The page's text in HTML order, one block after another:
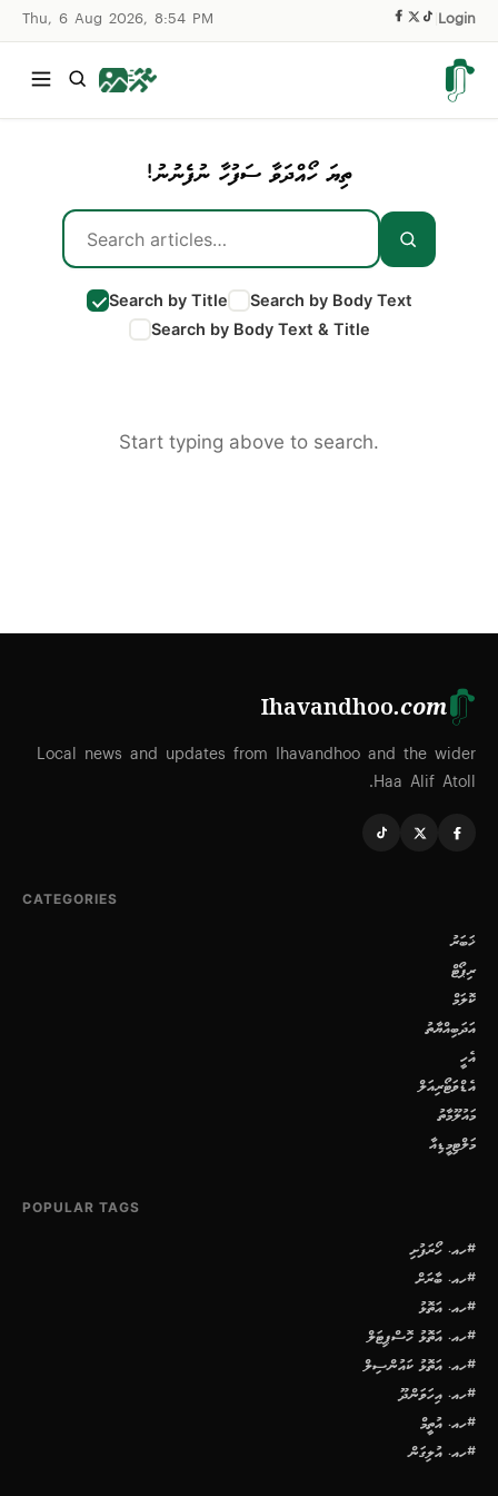
Thu, 6 Aug 2026, 8:54 PM Login
ތިޔަ ހޯއްދަވާ ސަފުހާ ނުފެނުނު!
Search by Title
Search by Body Text
Search by Body Text & Title
Start typing above to search.
Ihavandhoo.com
Local news and updates from Ihavandhoo and the wider
Haa Alif Atoll.
CATEGORIES
ޚަބަރު
ރިޕޯޓް
ކޮލަމް
އަދަބިއްޔާތު
އެހީ
އެޑްވަޓޯރިއަލް
މައުލޫމާތު
މަލްޓިމީޑިއާ
POPULAR TAGS
#ހއ. ހޯރަފުށި
#ހއ. ބާރަށް
#ހއ. އަތޮޅު
#ހއ. އަތޮޅު ހޮސްޕިޓަލް
#ހއ. އަތޮޅު ކައުންސިލް
#ހއ. އިހަވަންދޫ
#ހއ. އުތީމް
#ހއ. އުލިގަން